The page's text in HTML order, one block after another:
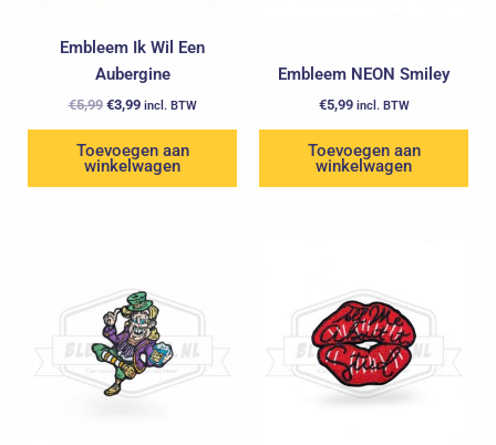
Embleem Ik Wil Een
Aubergine
€5,99 €3,99 incl. BTW
Toevoegen aan
winkelwagen
Embleem NEON Smiley
€5,99 incl. BTW
Toevoegen aan
winkelwagen